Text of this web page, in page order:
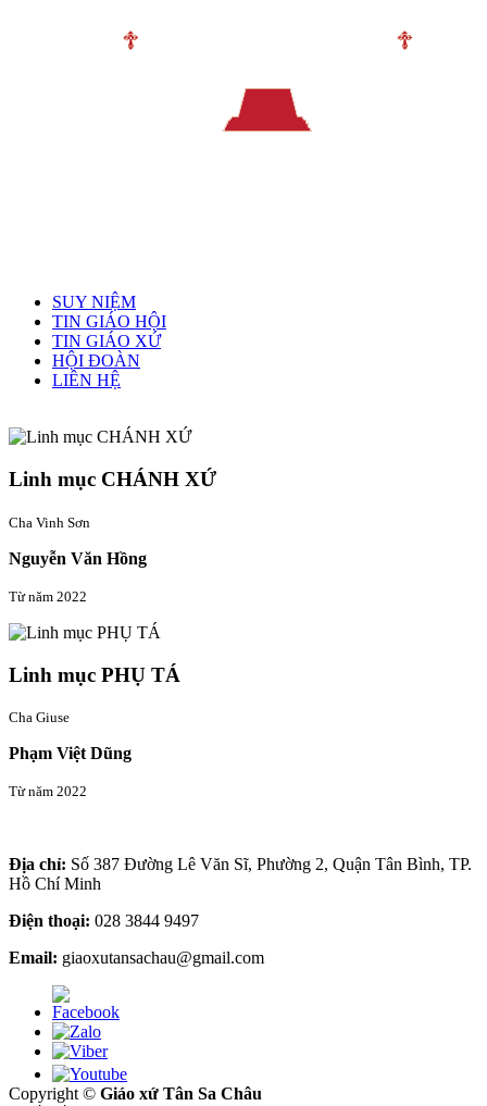
SUY NIỆM
TIN GIÁO HỘI
TIN GIÁO XỨ
HỘI ĐOÀN
LIÊN HỆ
Linh mục CHÁNH XỨ
Cha Vinh Sơn
Nguyễn Văn Hồng
Từ năm 2022
Linh mục PHỤ TÁ
Cha Giuse
Phạm Việt Dũng
Từ năm 2022
Địa chỉ: Số 387 Đường Lê Văn Sĩ, Phường 2, Quận Tân Bình, TP.
Hồ Chí Minh
Điện thoại: 028 3844 9497
Email: giaoxutansachau@gmail.com
Copyright © Giáo xứ Tân Sa Châu